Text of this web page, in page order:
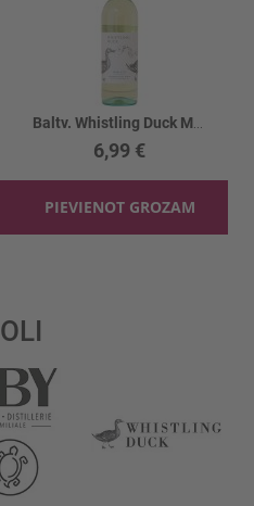
6,99 €
PIEVIENOT GROZAM